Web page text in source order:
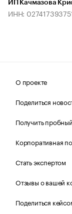
ИП Качмазова
ИНН:
О проекте
Поделиться
Получить
Корпоративная
Стать экспертом
Отзывы о вашей
Поделиться